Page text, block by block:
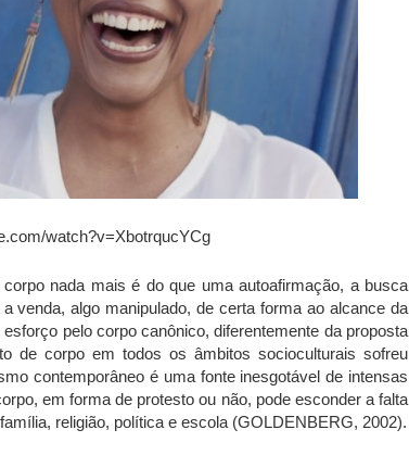
watch?v=XbotrqucYCg
nada mais é do que uma autoafirmação, a busca
venda, algo manipulado, de certa forma ao alcance da
pelo corpo canônico, diferentemente da proposta
de corpo em todos os âmbitos socioculturais sofreu
contemporâneo é uma fonte inesgotável de intensas
em forma de protesto ou não, pode esconder a falta
religião, política e escola (GOLDENBERG, 2002).